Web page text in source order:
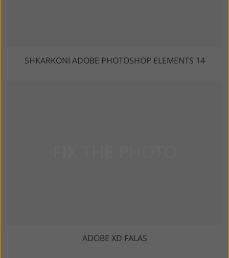
SHKARKONI ADOBE PHOTOSHOP ELEMENTS 14
ADOBE XD FALAS